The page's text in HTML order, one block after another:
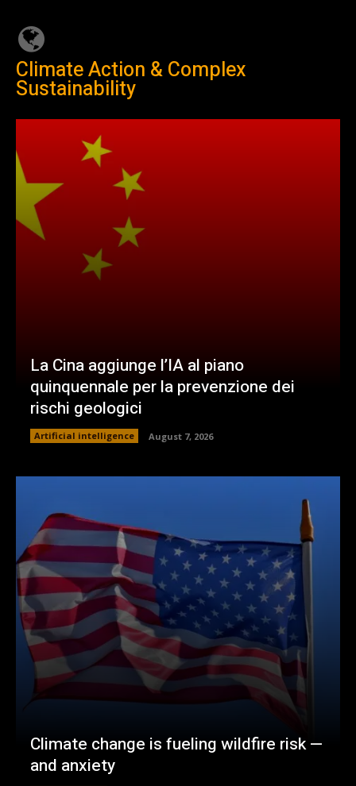
Climate Action & Complex
Sustainability
La Cina aggiunge l’IA al piano
quinquennale per la prevenzione dei
rischi geologici
Artificial intelligence August 7, 2026
Climate change is fueling wildfire risk —
and anxiety